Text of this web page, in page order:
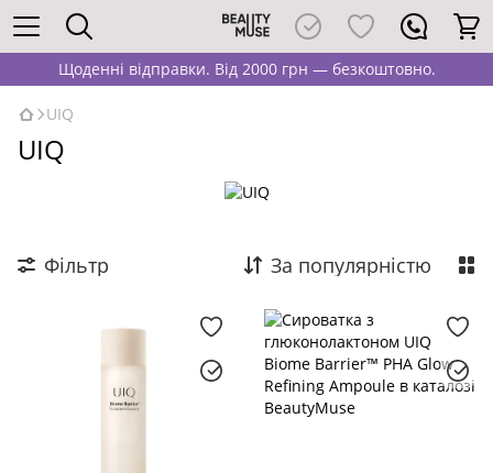
Щоденні відправки. Від 2000 грн — безкоштовно.
UIQ
UIQ
Фільтр За популярністю